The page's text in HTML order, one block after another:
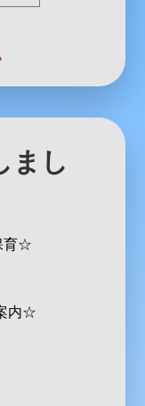
まし
育☆
内☆